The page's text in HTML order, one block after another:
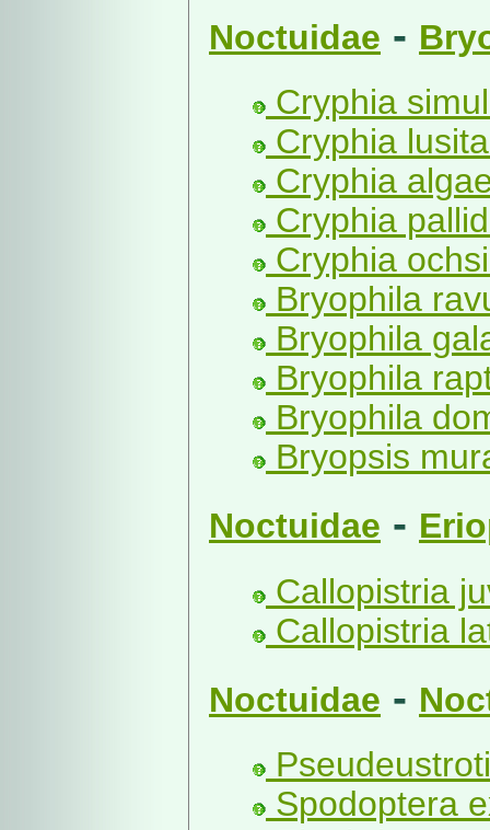
Noctuidae -
Cryphia
Cryphia
Cryphia
Cryphia
Cryphia
Bryophila
Bryophila
Bryophila
Bryophila
Bryopsis
Noctuidae -
Callopistria
Callopistria
Noctuidae -
Spodoptera